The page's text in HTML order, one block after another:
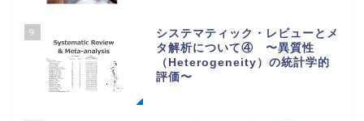
9
システマティック・レビューとメ
タ解析について④ 〜異質性
（Heterogeneity）の統計学的
評価〜